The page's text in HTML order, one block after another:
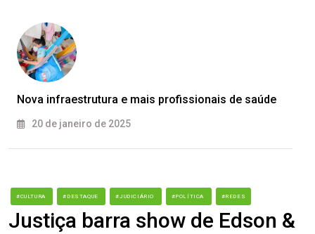
Nova infraestrutura e mais profissionais de saúde
20 de janeiro de 2025
#CULTURA #DESTAQUE #JUDICIÁRIO #POLÍTICA #REDES
Justiça barra show de Edson &